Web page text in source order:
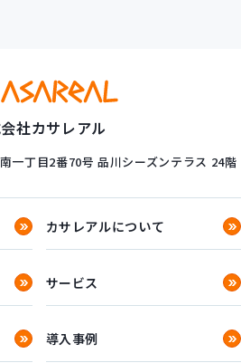
社カサレアル
一丁目2番70号 品川シーズンテラス 24階
カサレアルについて
サービス
導入事例